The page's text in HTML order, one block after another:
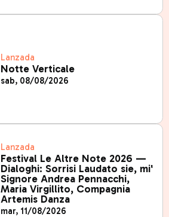
Lanzada
Notte Verticale
sab, 08/08/2026
Lanzada
Festival Le Altre Note 2026 —
Dialoghi: Sorrisi Laudato sie, mi'
Signore Andrea Pennacchi,
Maria Virgillito, Compagnia
Artemis Danza
mar, 11/08/2026